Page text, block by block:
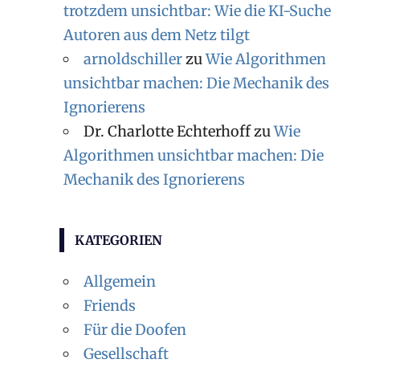
trotzdem unsichtbar: Wie die KI-Suche
Autoren aus dem Netz tilgt
arnoldschillerzuWie Algorithmen
unsichtbar machen: Die Mechanik des
Ignorierens
Dr. Charlotte EchterhoffzuWie
Algorithmen unsichtbar machen: Die
Mechanik des Ignorierens
KATEGORIEN
Allgemein
Friends
Für die Doofen
Gesellschaft